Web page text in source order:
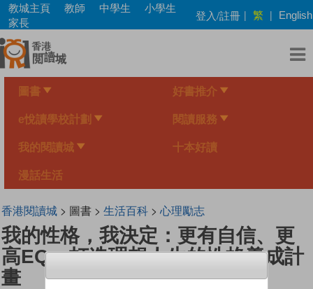
Skip
main
content
教城主頁 教師 中學生
小學生
家長
登入/註冊 | 繁 | English
圖書 好書推介
e悅讀學校計劃 閱讀服務
我的閱讀城 十本好讀
漫話生活
香港閱讀城> 圖書 > 生活百科> 心理勵志
我的性格，我決定：更有自信、更
高EQ、打造理想人生的性格養成計
畫